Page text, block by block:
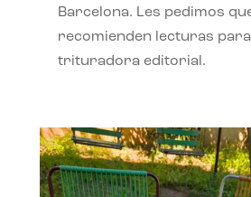
Barcelona. Les pedimos
recomienden lecturas
trituradora editorial.